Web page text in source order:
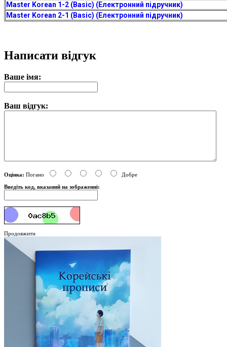
Master Korean 1-2 (Basic) (Електронний підручник)
Master Korean 2-1 (Basic) (Електронний підручник)
Написати відгук
Ваше імя:
Ваш відгук:
Оцінка: Погано
Добре
Введіть код, вказаний на зображенні:
Продовжити